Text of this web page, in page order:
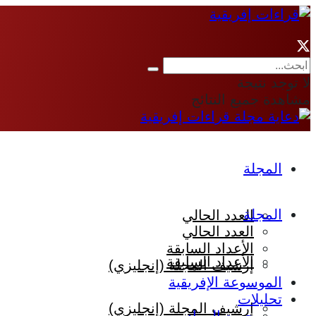
لا توجد نتيجة
مشاهدة جميع النتائج
المجلة
العدد الحالي
الأعداد السابقة
إرشيف المجلة (إنجليزي)
المجلة
العدد الحالي
الأعداد السابقة
إرشيف المجلة (إنجليزي)
الموسوعة الإفريقية
تحليلات